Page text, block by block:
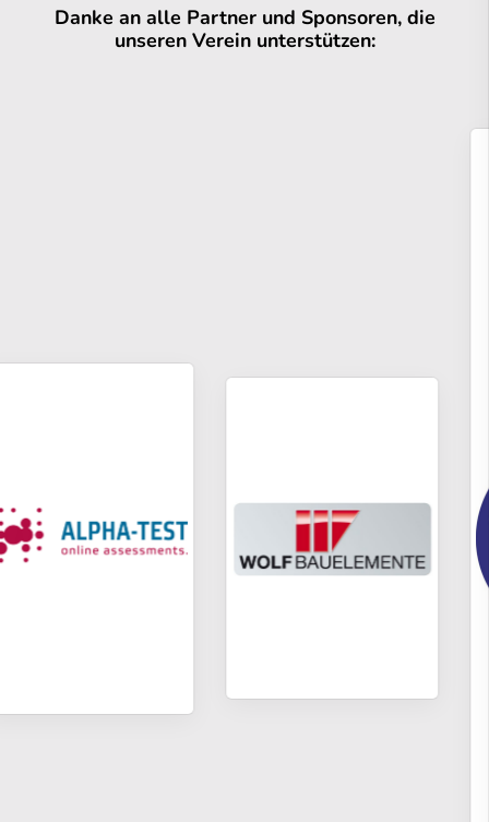
Danke an alle Partner und Sponsoren, die
unseren Verein unterstützen: